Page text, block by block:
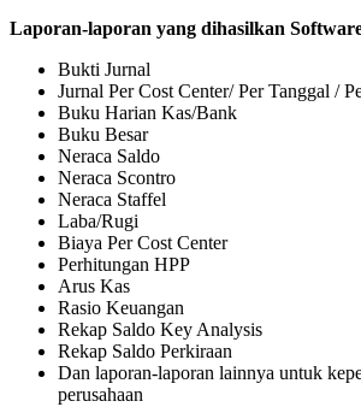
Laporan-laporan yang dihasilkan
Bukti Jurnal
Jurnal Per Cost Center/ Per Tanggal /
Buku Harian Kas/Bank
Buku Besar
Neraca Saldo
Neraca Scontro
Neraca Staffel
Laba/Rugi
Biaya Per Cost Center
Perhitungan HPP
Arus Kas
Rasio Keuangan
Rekap Saldo Key Analysis
Rekap Saldo Perkiraan
Dan laporan-laporan lainnya untuk
perusahaan